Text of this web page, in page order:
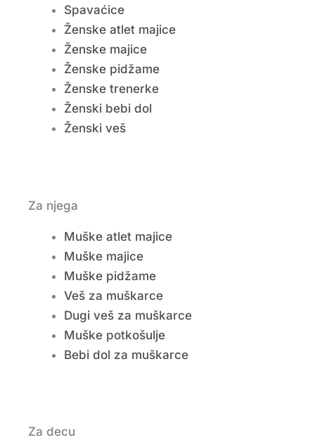
Spavaćice
Ženske atlet majice
Ženske majice
Ženske pidžame
Ženske trenerke
Ženski bebi dol
Ženski veš
Za njega
Muške atlet majice
Muške majice
Muške pidžame
Veš za muškarce
Dugi veš za muškarce
Muške potkošulje
Bebi dol za muškarce
Za decu